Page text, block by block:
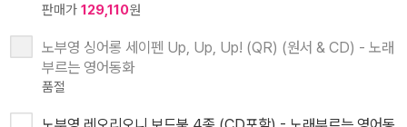
판매가 129,110원
노부영 싱어롱 세이펜 Up, Up, Up! (QR) (원서 & CD) - 노래
부르는 영어동화
품절